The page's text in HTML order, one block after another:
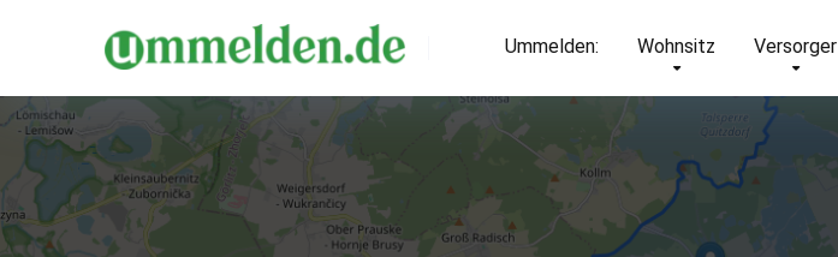
Ummelden: Wohnsitz Versorger